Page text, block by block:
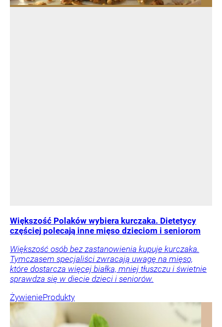
Większość Polaków wybiera kurczaka. Dietetycy
częściej polecają inne mięso dzieciom i seniorom
Większość osób bez zastanowienia kupuje kurczaka.
Tymczasem specjaliści zwracają uwagę na mięso,
które dostarcza więcej białka, mniej tłuszczu i świetnie
sprawdza się w diecie dzieci i seniorów.
ŻywienieProdukty